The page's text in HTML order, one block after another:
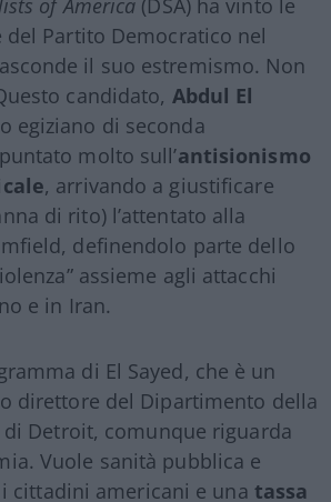
of America (DSA) ha vinto le
Partito Democratico nel
il suo estremismo. Non
candidato, Abdul El
egiziano di seconda
molto sull’antisionismo
, arrivando a giustificare
di rito) l’attentato alla
definendolo parte dello
assieme agli attacchi
e in Iran.
di El Sayed, che è un
direttore del Dipartimento della
Detroit, comunque riguarda
Vuole sanità pubblica e
cittadini americani e una tassa